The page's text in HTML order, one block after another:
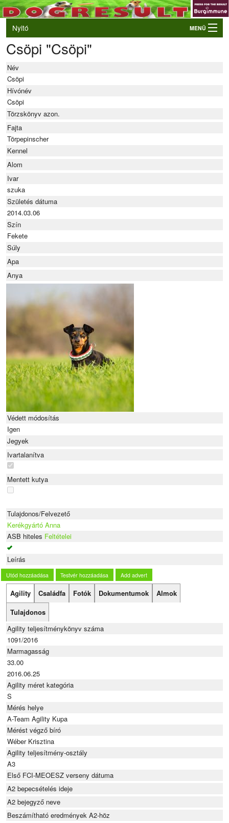
Nyitó MENÜ
Belépés
VB és EO válogatók
Élő eredmények
Rendezvények
Kutyák
Tulajdonosok/Felvezetők
Csöpi "Csöpi"
Név
Csöpi
Hívónév
Csöpi
Törzskönyv azon.
Fajta
Törpepinscher
Kennel
Alom
Ivar
szuka
Születés dátuma
2014.03.06
Szín
Fekete
Súly
Apa
Anya
Védett módosítás
Igen
Jegyek
Ivartalanítva
Mentett kutya
Tulajdonos/Felvezető
Kerékgyártó Anna
ASB hiteles Feltételei
Leírás
Utód hozzáadása Testvér hozzáadása Add advert
Agility Családfa Fotók Dokumentumok
Almok
Tulajdonos
Agility teljesítménykönyv száma
1091/2016
Marmagasság
33.00
2016.06.25
Agility méret kategória
S
Mérés helye
A-Team Agility Kupa
Mérést végző bíró
Wéber Krisztina
Agility teljesítmény-osztály
A3
Első FCI-MEOESZ verseny dátuma
A2 bepecsételés ideje
A2 bejegyző neve
Beszámítható eredmények A2-höz